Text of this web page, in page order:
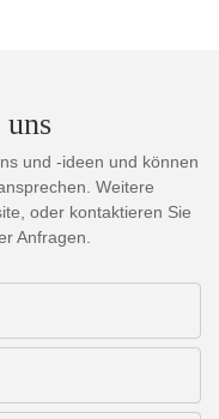
und -ideen und können
Weitere
oder kontaktieren Sie
Anfragen.